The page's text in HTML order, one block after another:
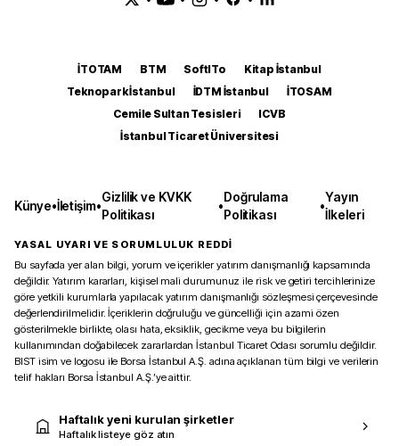
İTOTAM BTM SoftITo
Kitap İstanbul
Teknopark İstanbul
İDTM İstanbul
İTOSAM
Cemile Sultan Tesisleri
ICVB
İstanbul Ticaret Üniversitesi
Künye•İletişim•
Gizlilik ve KVKK
Politikası
•
Doğrulama
Politikası
•
Yayın
İlkeleri
YASAL UYARI VE SORUMLULUK REDDİ
Bu sayfada yer alan bilgi, yorum ve içerikler yatırım danışmanlığı kapsamında
değildir. Yatırım kararları, kişisel mali durumunuz ile risk ve getiri tercihlerinize
göre yetkili kurumlarla yapılacak yatırım danışmanlığı sözleşmesi çerçevesinde
değerlendirilmelidir. İçeriklerin doğruluğu ve güncelliği için azami özen
gösterilmekle birlikte, olası hata, eksiklik, gecikme veya bu bilgilerin
kullanımından doğabilecek zararlardan İstanbul Ticaret Odası sorumlu değildir.
BIST isim ve logosu ile Borsa İstanbul A.Ş. adına açıklanan tüm bilgi ve verilerin
telif hakları Borsa İstanbul A.Ş.’ye aittir.
Haftalık yeni kurulan şirketler
Haftalık listeye göz atın